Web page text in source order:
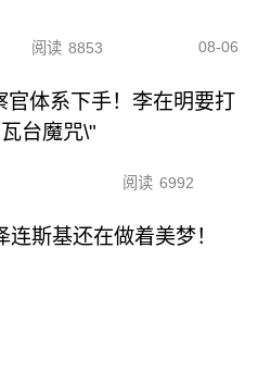
阅读 8853 08-06
官体系下手！李在明要打
台魔咒\"
阅读 6992
连斯基还在做着美梦！